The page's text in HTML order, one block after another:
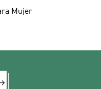
Mujer